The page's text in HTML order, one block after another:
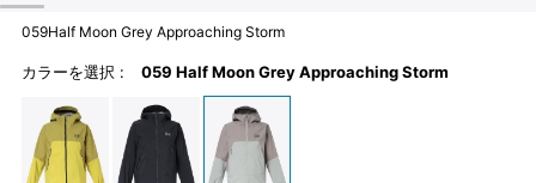
059Half Moon Grey Approaching Storm
カラーを選択 : 059 Half Moon Grey Approaching Storm